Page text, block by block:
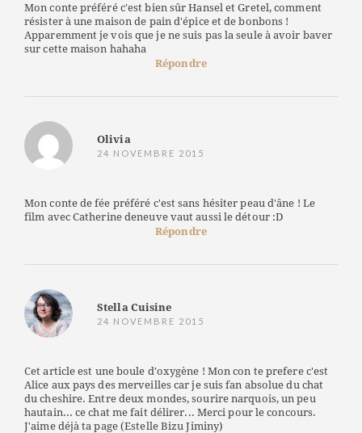
Mon conte préféré c'est bien sûr Hansel et Gretel, comment
résister à une maison de pain d'épice et de bonbons !
Apparemment je vois que je ne suis pas la seule à avoir baver
sur cette maison hahaha
Répondre
Olivia
24 NOVEMBRE 2015
Mon conte de fée préféré c'est sans hésiter peau d'âne ! Le
film avec Catherine deneuve vaut aussi le détour :D
Répondre
Stella Cuisine
24 NOVEMBRE 2015
Cet article est une boule d'oxygène ! Mon con te prefere c'est
Alice aux pays des merveilles car je suis fan absolue du chat
du cheshire. Entre deux mondes, sourire narquois, un peu
hautain... ce chat me fait délirer... Merci pour le concours.
J'aime déjà ta page (Estelle Bizu Jiminy)